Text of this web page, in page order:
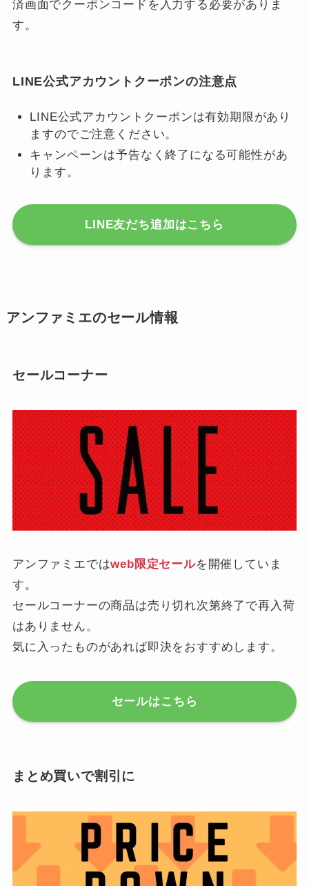
済画面でクーポンコードを入力する必要がありま
す。
LINE公式アカウントクーポンの注意点
LINE公式アカウントクーポンは有効期限があり
ますのでご注意ください。
キャンペーンは予告なく終了になる可能性があ
ります。
LINE友だち追加はこちら
アンファミエのセール情報
セールコーナー
アンファミエではweb限定セールを開催していま
す。
セールコーナーの商品は売り切れ次第終了で再入荷
はありません。
気に入ったものがあれば即決をおすすめします。
セールはこちら
まとめ買いで割引に